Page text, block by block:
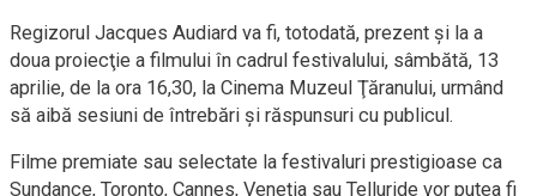
Regizorul Jacques Audiard va fi, totodată, prezent şi la a
doua proiecţie a filmului în cadrul festivalului, sâmbătă, 13
aprilie, de la ora 16,30, la Cinema Muzeul Ţăranului, urmând
să aibă sesiuni de întrebări şi răspunsuri cu publicul.
Filme premiate sau selectate la festivaluri prestigioase ca
Sundance, Toronto, Cannes, Veneţia sau Telluride vor putea fi